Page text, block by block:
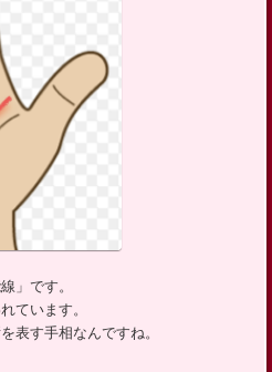
」です。
ています。
表す手相なんですね。